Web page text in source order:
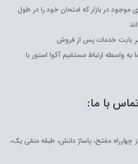
در بازار که امتحان خود را در طول
بابت خدمات پس از فروش
ارتباط مستقیم آکوا استور با
با ما:
چهارراه مفتح، پاساژ دانش، طبقه منفی یک،